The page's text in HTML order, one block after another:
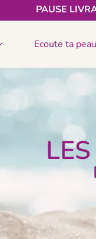
PAUSE
Ecoute ta peau